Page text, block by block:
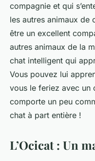
compagnie et qui
les autres animaux de
être un excellent
autres animaux de la
chat intelligent qui
Vous pouvez lui
vous le feriez avec un
comporte un peu
chat à part entière !
L’Ocicat : Un